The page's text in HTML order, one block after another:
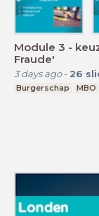
Module 3 -
Fraude'
3 days ago- 26
Burgerschap MBO